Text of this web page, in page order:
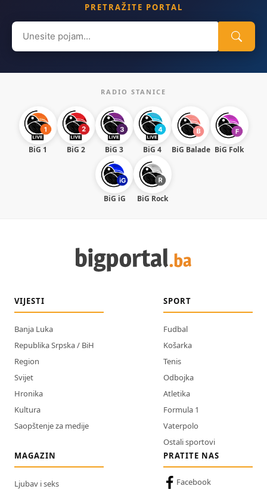
PRETRAŽITE PORTAL
Search
for:
RADIO STANICE
BiG 1 BiG 2 BiG 3 BiG 4 BiG Balade BiG Folk
BiG iG BiG Rock
VIJESTI
Banja Luka
Republika Srpska / BiH
Region
Svijet
Hronika
Kultura
Saopštenje za medije
SPORT
Fudbal
Košarka
Tenis
Odbojka
Atletika
Formula 1
Vaterpolo
Ostali sportovi
MAGAZIN
Ljubav i seks
PRATITE NAS
Facebook